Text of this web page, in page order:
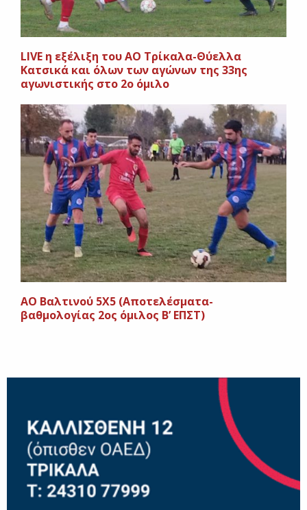
LIVE η εξέλιξη του ΑΟ Τρίκαλα-Θύελλα
Κατσικά και όλων των αγώνων της 33ης
αγωνιστικής στο 2ο όμιλο
ΑΟ Βαλτινού 5Χ5 (Αποτελέσματα-
βαθμολογίας 2ος όμιλος Β’ ΕΠΣΤ)